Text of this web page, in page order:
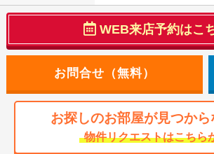
WEB来店予約はこ
お探しのお部屋が見つか
物件リクエストはこちら